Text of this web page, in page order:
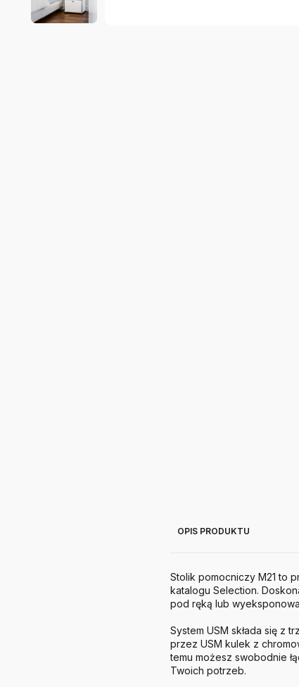
OPIS PRODUKTU
Stolik pomocniczy M21 to
katalogu Selection.
pod ręką lub
System USM składa się z
przez USM kulek z
temu możesz swobodnie
Twoich potrzeb.